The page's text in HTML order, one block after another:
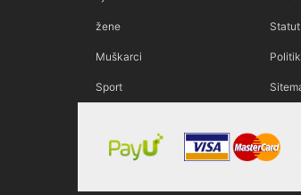
žene
Muškarci
Sport
Statut